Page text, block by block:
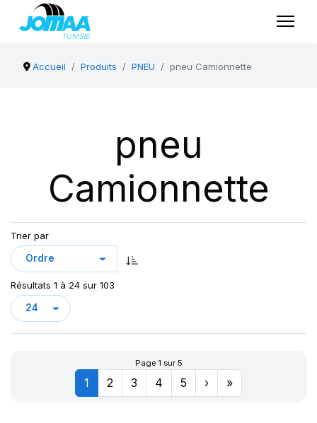
Accueil Produits PNEU pneu Camionnette
pneu
Camionnette
Trier par
Résultats 1 à 24 sur 103
Page 1 sur 5
1 2 3 4 5 › »